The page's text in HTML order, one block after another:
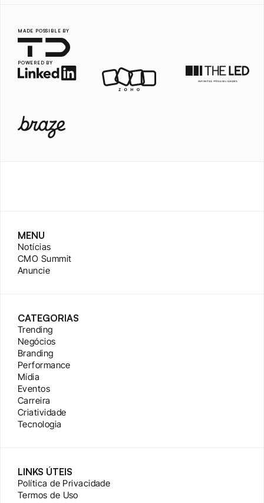
MADE POSSIBLE BY
POWERED BY
MENU
Notícias
CMO Summit
Anuncie
CATEGORIAS
Trending
Negócios
Branding
Performance
Mídia
Eventos
Carreira
Criatividade
Tecnologia
LINKS ÚTEIS
Política de Privacidade
Termos de Uso